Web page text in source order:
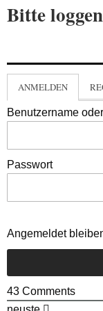
Bitte
ANMELDEN
Benutzername
Passwort
Angemeldet
43 Comments